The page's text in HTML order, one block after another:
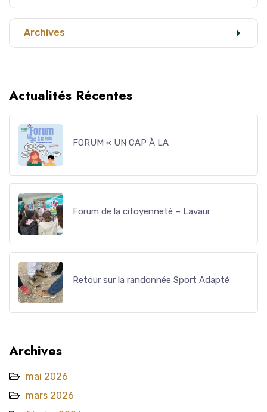
Archives
Actualités Récentes
FORUM « UN CAP À LA
Forum de la citoyenneté – Lavaur
Retour sur la randonnée Sport Adapté
Archives
mai 2026
mars 2026